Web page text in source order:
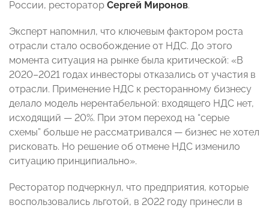
России, ресторатор Сергей Миронов.
Эксперт напомнил, что ключевым фактором роста
отрасли стало освобождение от НДС. До этого
момента ситуация на рынке была критической: «В
2020–2021 годах инвесторы отказались от участия в
отрасли. Применение НДС к ресторанному бизнесу
делало модель нерентабельной: входящего НДС нет,
исходящий — 20%. При этом переход на “серые
схемы” больше не рассматривался — бизнес не хотел
рисковать. Но решение об отмене НДС изменило
ситуацию принципиально».
Ресторатор подчеркнул, что предприятия, которые
воспользовались льготой, в 2022 году принесли в